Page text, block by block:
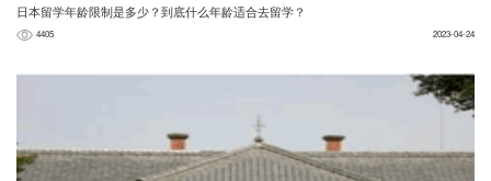
日本留学年龄限制是多少？到底什么年龄适合去留学？
4405 2023-04-24